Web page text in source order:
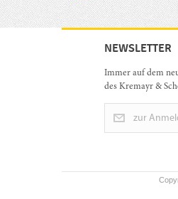
NEWSLETTER
Immer auf dem
des Kremayr &
zur